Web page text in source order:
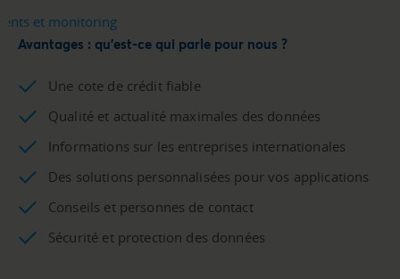
Avantages : qu'est-ce qui parle pour nous ?
Une cote de crédit fiable
Qualité et actualité maximales des données
Informations sur les entreprises internationales
Des solutions personnalisées pour vos applications
Conseils et personnes de contact
Sécurité et protection des données